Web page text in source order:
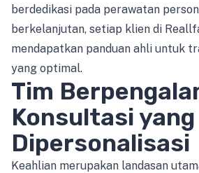
berdedikasi pada perawatan
berkelanjutan, setiap klien di
mendapatkan panduan ahli untuk
yang optimal.
Tim
Konsultasi yang
Dipersonalisasi
Keahlian merupakan landasan